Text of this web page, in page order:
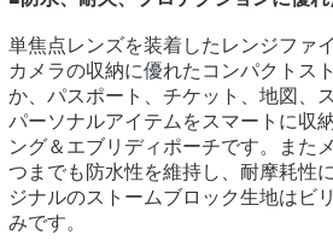
単焦点レンズを装着したレンジファ
カメラの収納に優れたコンパクトス
か、パスポート、チケット、地図、
パーソナルアイテムをスマートに収
ング＆エブリディポーチです。また
つまでも防水性を維持し、耐摩耗性
ジナルのストームブロック生地はビ
みです。